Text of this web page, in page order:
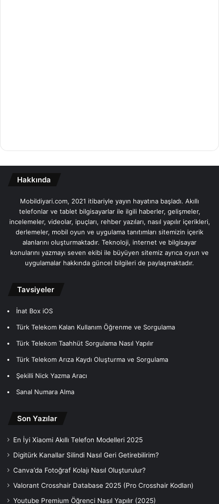
Hakkında
Mobildiyari.com, 2021 itibariyle yayın hayatına başladı. Akıllı
telefonlar ve tablet bilgisayarlar ile ilgili haberler, gelişmeler,
incelemeler, videolar, ipuçları, rehber yazıları, nasıl yapılır içerikleri,
derlemeler, mobil oyun ve uygulama tanıtımları sitemizin içerik
alanlarını oluşturmaktadır. Teknoloji, internet ve bilgisayar
konularını yazmayı seven ekibi ile büyüyen sitemiz ayrıca oyun ve
uygulamalar hakkında güncel bilgileri de paylaşmaktadır.
Tavsiyeler
İnat Box iOS
Türk Telekom Kalan Kullanım Öğrenme ve Sorgulama
Türk Telekom Taahhüt Sorgulama Nasıl Yapılır
Türk Telekom Arıza Kaydı Oluşturma ve Sorgulama
Şekilli Nick Yazma Aracı
Sanal Numara Alma
Son Yazılar
En İyi Xiaomi Akıllı Telefon Modelleri 2025
Digitürk Kanallar Silindi Nasıl Geri Getirebilirim?
Canva’da Fotoğraf Kolajı Nasıl Oluşturulur?
Valorant Crosshair Database 2025 (Pro Crosshair Kodları)
Youtube Premium Öğrenci Nasıl Yapılır (2025)